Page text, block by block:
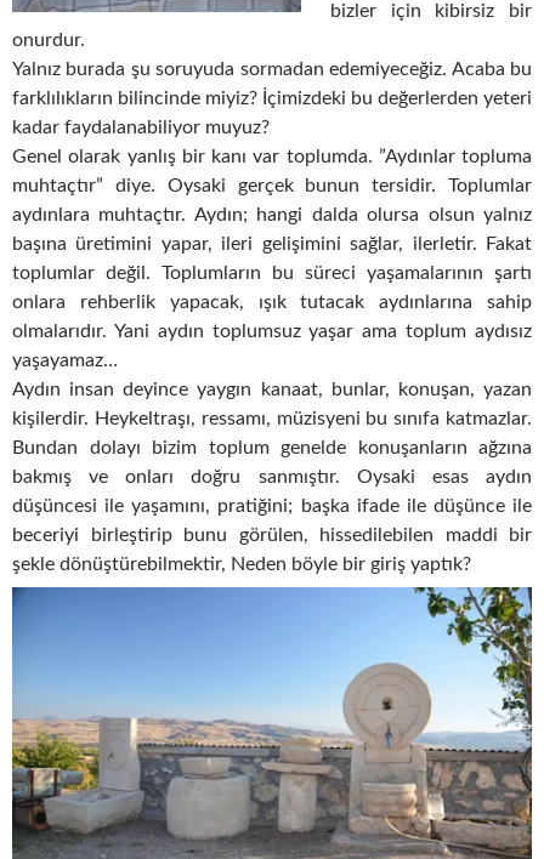
bizler için kibirsiz bir
onurdur.
Yalnız burada şu soruyuda sormadan edemiyeceğiz. Acaba bu
farklılıkların bilincinde miyiz? İçimizdeki bu değerlerden yeteri
kadar faydalanabiliyor muyuz?
Genel olarak yanlış bir kanı var toplumda. ”Aydınlar topluma
muhtaçtır” diye. Oysaki gerçek bunun tersidir. Toplumlar
aydınlara muhtaçtır. Aydın; hangi dalda olursa olsun yalnız
başına üretimini yapar, ileri gelişimini sağlar, ilerletir. Fakat
toplumlar değil. Toplumların bu süreci yaşamalarının şartı
onlara rehberlik yapacak, ışık tutacak aydınlarına sahip
olmalarıdır. Yani aydın toplumsuz yaşar ama toplum aydısız
yaşayamaz…
Aydın insan deyince yaygın kanaat, bunlar, konuşan, yazan
kişilerdir. Heykeltraşı, ressamı, müzisyeni bu sınıfa katmazlar.
Bundan dolayı bizim toplum genelde konuşanların ağzına
bakmış ve onları doğru sanmıştır. Oysaki esas aydın
düşüncesi ile yaşamını, pratiğini; başka ifade ile düşünce ile
beceriyi birleştirip bunu görülen, hissedilebilen maddi bir
şekle dönüştürebilmektir, Neden böyle bir giriş yaptık?